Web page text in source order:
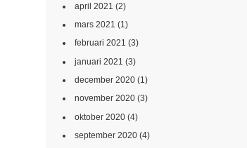
april 2021 (2)
mars 2021 (1)
februari 2021 (3)
januari 2021 (3)
december 2020(1)
november 2020(3)
oktober 2020(4)
september 2020(4)